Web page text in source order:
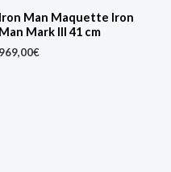
Iron Man Maquette Iron
Man Mark III 41 cm
969,00€